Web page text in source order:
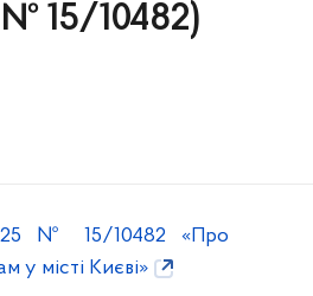
№ 15/10482)
№ 15/10482 «Про
у місті Києві»